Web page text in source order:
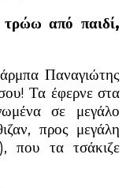
από παιδί,
Παναγιώτης
Τα έφερνε στα
σε μεγάλο
προς μεγάλη
που τα τσάκιζε